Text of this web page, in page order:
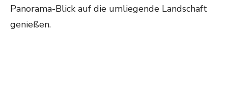
Panorama-Blick auf die umliegende Landschaft
genießen.